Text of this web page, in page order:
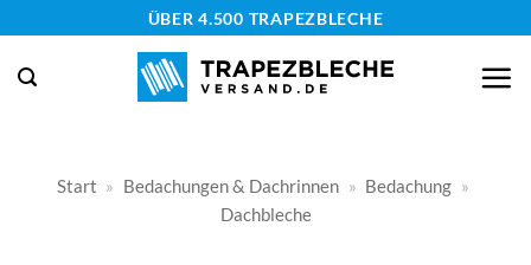
springen
ÜBER 4.500 TRAPEZBLECHE
Start » Bedachungen & Dachrinnen » Bedachung »
Dachbleche